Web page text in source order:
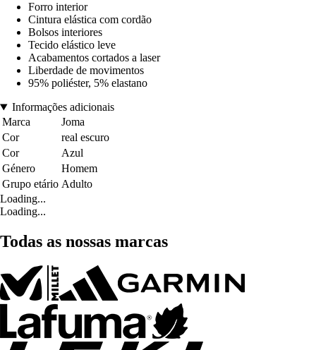
Forro interior
Cintura elástica com cordão
Bolsos interiores
Tecido elástico leve
Acabamentos cortados a laser
Liberdade de movimentos
95% poliéster, 5% elastano
Informações adicionais
Marca
Joma
Cor
real escuro
Cor
Azul
Género
Homem
Grupo etário Adulto
Loading...
Loading...
Todas as nossas marcas